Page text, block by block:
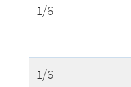
1/6
1/6